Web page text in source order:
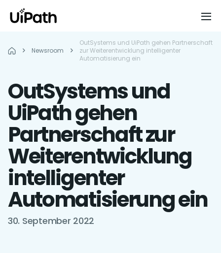
Newsroom
OutSystems und UiPath gehen Partnerschaft
zur Weiterentwicklung intelligenter
Automatisierung ein
OutSystems und
UiPath gehen
Partnerschaft zur
Weiterentwicklung
intelligenter
Automatisierung ein
30. September 2022